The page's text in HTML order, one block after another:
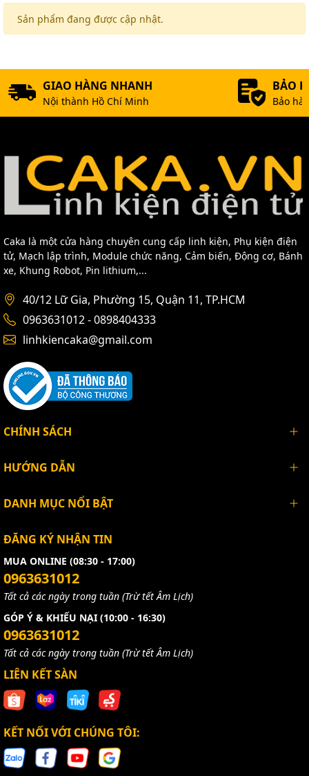
Sản phẩm đang được cập nhật.
GIAO HÀNG NHANH
Nội thành Hồ Chí Minh
BẢO
Bảo
Caka là một cửa hàng chuyên cung cấp linh kiện, Phụ kiện điện
tử, Mạch lập trình, Module chức năng, Cảm biến, Động cơ, Bánh
xe, Khung Robot, Pin lithium,...
40/12 Lữ Gia, Phường 15, Quận 11, TP.HCM
0963631012 - 0898404333
linhkiencaka@gmail.com
CHÍNH SÁCH
HƯỚNG DẪN
DANH MỤC NỔI BẬT
ĐĂNG KÝ NHẬN TIN
MUA ONLINE (08:30 - 17:00)
0963631012
Tất cả các ngày trong tuần (Trừ tết Âm Lịch)
GÓP Ý & KHIẾU NẠI (10:00 - 16:30)
0963631012
Tất cả các ngày trong tuần (Trừ tết Âm Lịch)
LIÊN KẾT SÀN
KẾT NỐI VỚI CHÚNG TÔI: